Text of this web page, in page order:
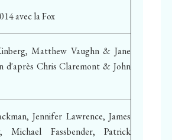
avec la Fox
Matthew Vaughn & Jane
d'après Chris Claremont & John
Jennifer Lawrence, James
Michael Fassbender, Patrick